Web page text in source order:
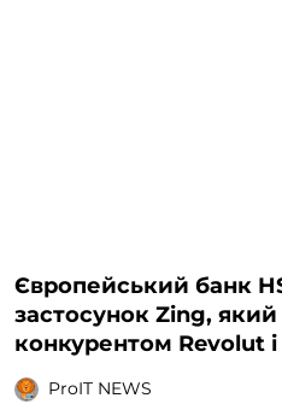
Європейський банк
застосунок Zing,
конкурентом Revolut
ProIT NEWS